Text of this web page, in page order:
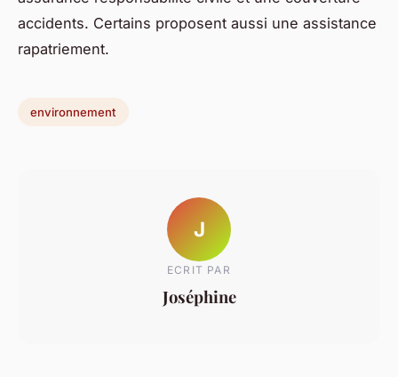
accidents. Certains proposent aussi une assistance
rapatriement.
environnement
J
ECRIT PAR
Joséphine